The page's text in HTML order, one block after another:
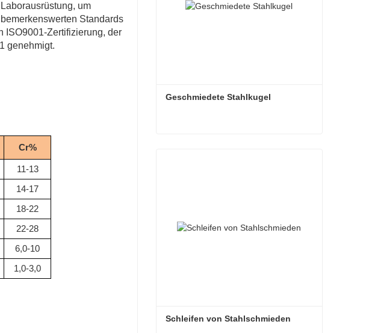
um
Standards
ISO9001-Zertifizierung, der
genehmigt.
Cr%
11-13
14-17
18-22
22-28
6,0-10
1,0-3,0
Geschmiedete Stahlkugel
Schleifen von Stahlschmieden